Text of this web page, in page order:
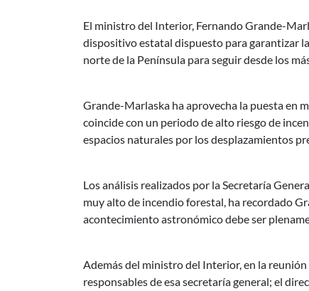
Descripción noticia
El ministro del Interior, Fernando Grande-
dispositivo estatal dispuesto para garantizar
norte de la Península para seguir desde los
Grande-Marlaska ha aprovecha la puesta en
coincide con un periodo de alto riesgo de
espacios naturales por los desplazamientos
Los análisis realizados por la Secretaría
muy alto de incendio forestal, ha recordado
acontecimiento astronómico debe ser
Además del ministro del Interior, en la
responsables de esa secretaría general; el